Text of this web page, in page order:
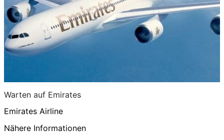
Warten auf Emirates
Emirates Airline
Nähere Informationen